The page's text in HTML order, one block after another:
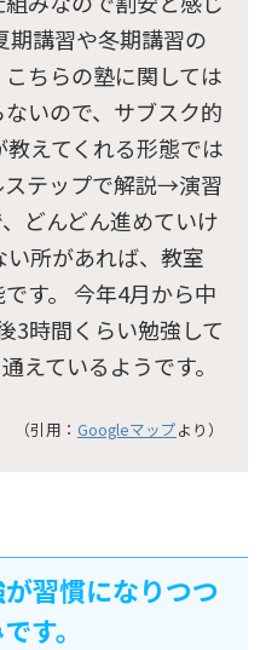
期講習や冬期講習の
ちらの塾に関しては
いので、サブスク的
えてくれる形態では
ステップで解説→演習
どんどん進めていけ
所があれば、教室
す。 今年4月から中
3時間くらい勉強して
えているようです。
（引用： Googleマップより）
習慣になりつつ
す。